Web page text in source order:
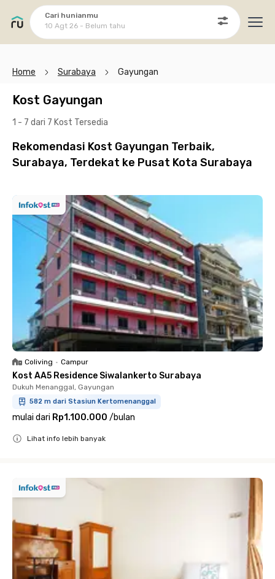
Cari hunianmu
10 Agt 26 - Belum tahu
Home Surabaya Gayungan
Kost Gayungan
1 - 7 dari 7 Kost Tersedia
Rekomendasi Kost Gayungan Terbaik,
Surabaya, Terdekat ke Pusat Kota Surabaya
Coliving • Campur
Kost AA5 Residence Siwalankerto Surabaya
Dukuh Menanggal, Gayungan
582 m dari Stasiun Kertomenanggal
mulai dari Rp1.100.000 /bulan
Lihat info lebih banyak